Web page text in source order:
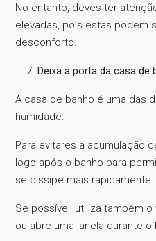
No entanto, deves ter
elevadas, pois estas podem
desconforto.
Deixa a porta da casa de
A casa de banho é uma das
humidade.
Para evitares a acumulação
logo após o banho para
se dissipe mais rapidamente.
Se possível, utiliza também
ou abre uma janela durante o